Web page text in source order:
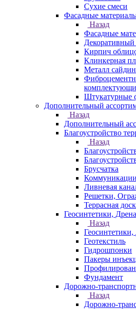
Сухие смеси
Фасадные
Назад
Фасадные
Декоративный
Кирпич
Клинкерная
Металл
Штукатурные
Дополнительный
Назад
Дополнительный
Благоустройство
Назад
Брусчатка
Коммуникации
Ливневая
Решетки,
Террасная
Геосинтетики,
Назад
Геотекстиль
Гидрошпонки
Пакеры
Фундамент
Дорожно-
Назад
Дорожно-